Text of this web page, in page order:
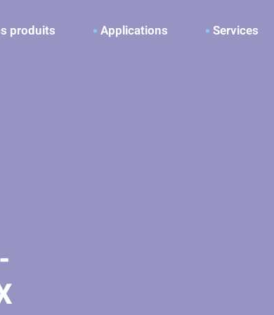
produits Applications Services